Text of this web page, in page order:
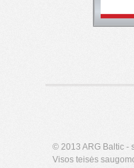
© 2013 ARG Baltic -
Visos teisės